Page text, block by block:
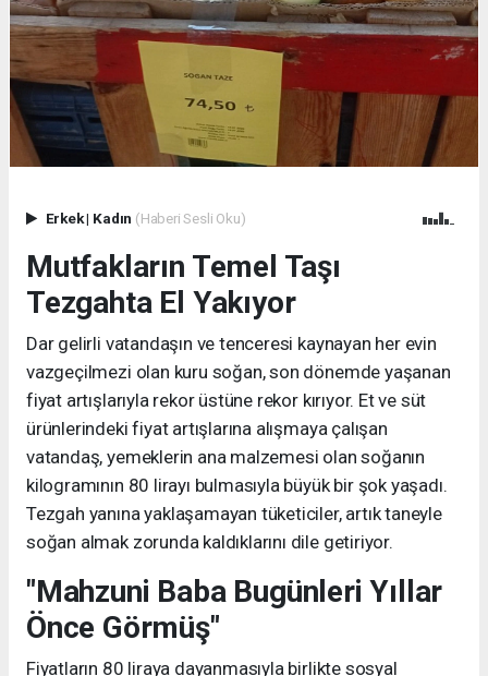
Erkek| Kadın (Haberi Sesli Oku)
Mutfakların Temel Taşı
Tezgahta El Yakıyor
Dar gelirli vatandaşın ve tenceresi kaynayan her evin
vazgeçilmezi olan kuru soğan, son dönemde yaşanan
fiyat artışlarıyla rekor üstüne rekor kırıyor. Et ve süt
ürünlerindeki fiyat artışlarına alışmaya çalışan
vatandaş, yemeklerin ana malzemesi olan soğanın
kilogramının 80 lirayı bulmasıyla büyük bir şok yaşadı.
Tezgah yanına yaklaşamayan tüketiciler, artık taneyle
soğan almak zorunda kaldıklarını dile getiriyor.
"Mahzuni Baba Bugünleri Yıllar
Önce Görmüş"
Fiyatların 80 liraya dayanmasıyla birlikte sosyal